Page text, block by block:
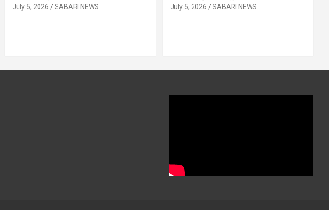
July 5, 2026 SABARI NEWS July 5, 2026 SABARI NEWS